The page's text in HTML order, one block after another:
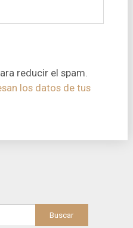
reducir el spam.
los datos de tus